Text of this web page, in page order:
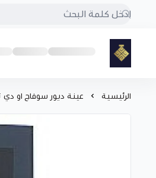
مود
الرئيسية عينة ديور سوفاج او دي